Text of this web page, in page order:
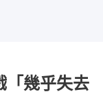
「幾乎失去